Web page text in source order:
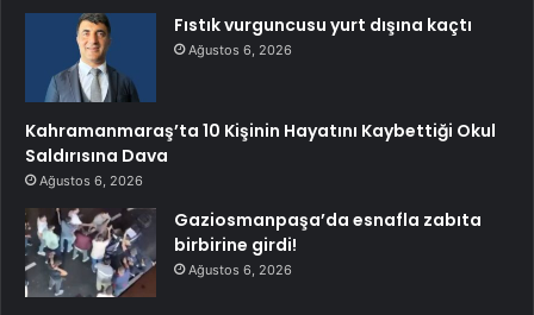
Fıstık vurguncusu yurt dışına kaçtı
Ağustos 6, 2026
Kahramanmaraş’ta 10 Kişinin Hayatını Kaybettiği Okul
Saldırısına Dava
Ağustos 6, 2026
Gaziosmanpaşa’da esnafla zabıta
birbirine girdi!
Ağustos 6, 2026